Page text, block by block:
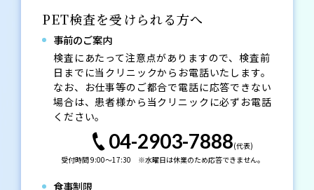
PET検査を受けられる方へ
事前のご案内
検査にあたって注意点がありますので、検査前
日までに当クリニックからお電話いたします。
なお、お仕事等のご都合で電話に応答できない
場合は、患者様から当クリニックに必ずお電話
ください。
04-2903-7888
受付時間 9:00～17:30 ※水曜日は休業のため応答できません。
食事制限